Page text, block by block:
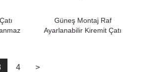
Güneş Montaj Raf
Ayarlanabilir Kiremit Çatı
4 >